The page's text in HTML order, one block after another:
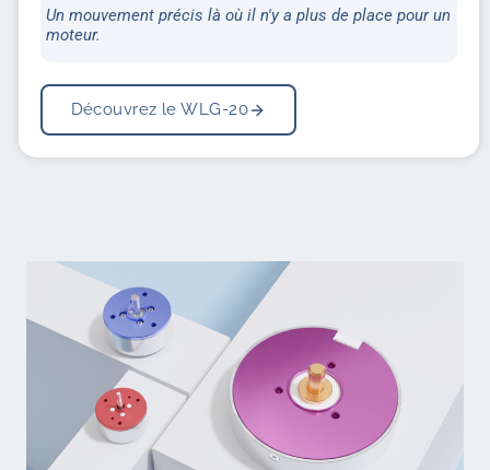
Un mouvement précis là où il n'y a plus de place pour un
moteur.
Découvrez le WLG-20